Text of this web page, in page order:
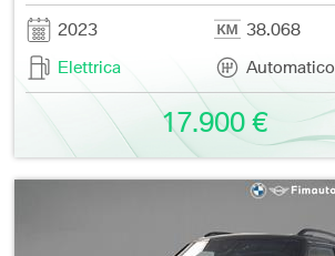
2023
38.068
Elettrica
Automatico
17.900 €